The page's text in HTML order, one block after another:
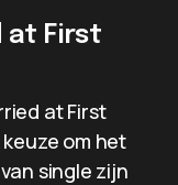
at First
at First
om het
single zijn